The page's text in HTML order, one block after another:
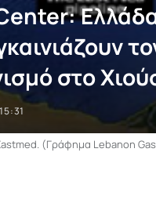
στο
(Γράφημα Lebanon